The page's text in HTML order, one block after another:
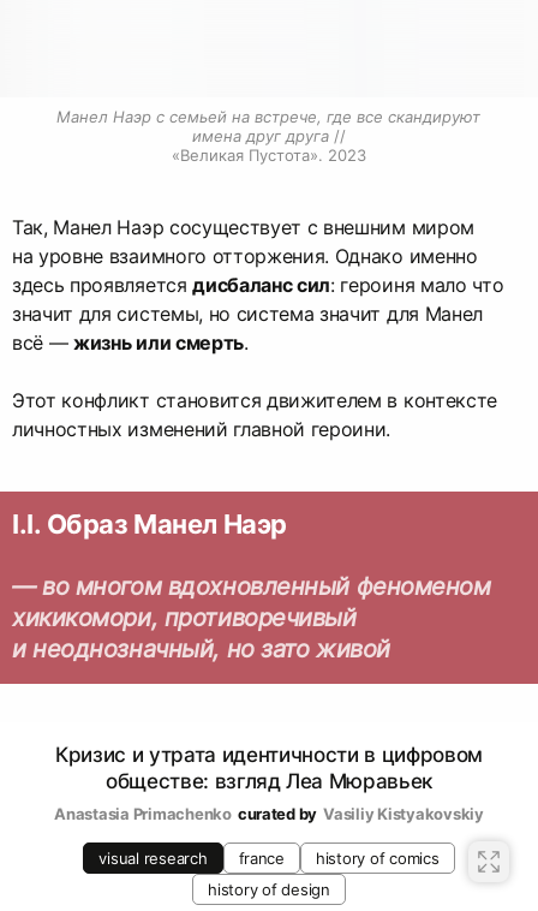
Манел Наэр с семьей на встрече, где все скандируют
имена друг друга //
«Великая Пустота». 2023
Так, Манел Наэр сосуществует с внешним миром
на уровне взаимного отторжения. Однако именно
здесь проявляетсядисбаланс сил: героиня мало что
значит для системы, но система значит для Манел
всё —жизнь или смерть.
Этот конфликт становится движителем в контексте
личностных изменений главной героини.
I.I. Образ Манел Наэр
— во многом вдохновленный феноменом
хикикомори, противоречивый
и неоднозначный, но зато живой
Кризис и утрата идентичности в цифровом
обществе: взгляд Леа Мюравьек
Anastasia Primachenko curated by Vasiliy Kistyakovskiy
visual research france
history of comics
history of design